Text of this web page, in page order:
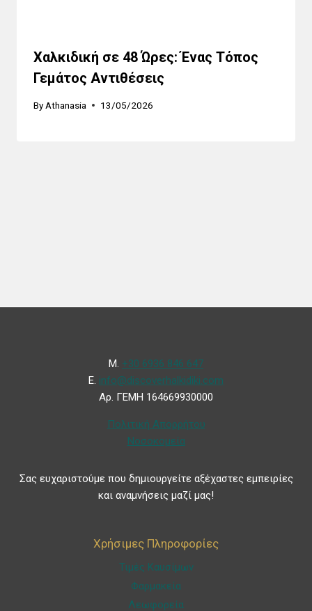
Χαλκιδική σε 48 Ώρες: Ένας Τόπος
Γεμάτος Αντιθέσεις
By Athanasia 13/05/2026
Μ. +30 6936 846 647
Ε. info@discoverhalkidiki.com
Αρ. ΓΕΜΗ 164669930000
Πολιτική Απορρήτου
Νοσοκομεία
Σας ευχαριστούμε που δημιουργείτε αξέχαστες εμπειρίες
και αναμνήσεις μαζί μας!
Χρήσιμες Πληροφορίες
Τιμές Καυσίμων
Φαρμακεία
Λεωφορεία